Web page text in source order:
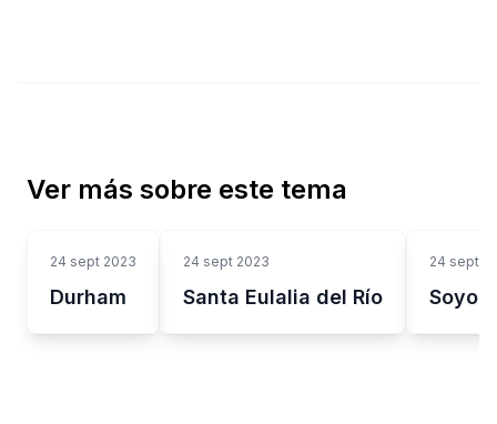
Ver más sobre este tema
24 sept 2023
Durham
24 sept 2023
Santa Eulalia del Río
24 sept
Soyo